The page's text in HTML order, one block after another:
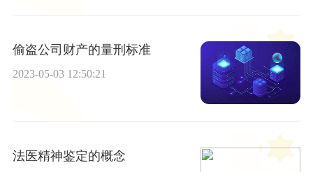
偷盗公司财产的量刑标准
2023-05-03 12:50:21
法医精神鉴定的概念